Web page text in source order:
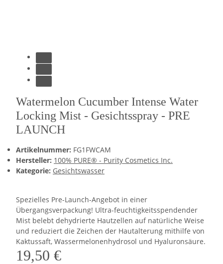
Watermelon Cucumber Intense Water
Locking Mist - Gesichtsspray - PRE
LAUNCH
Artikelnummer: FG1FWCAM
Hersteller: 100% PURE® - Purity Cosmetics Inc.
Kategorie: Gesichtswasser
Spezielles Pre-Launch-Angebot in einer
Übergangsverpackung! Ultra-feuchtigkeitsspendender
Mist belebt dehydrierte Hautzellen auf natürliche Weise
und reduziert die Zeichen der Hautalterung mithilfe von
Kaktussaft, Wassermelonenhydrosol und Hyaluronsäure.
19,50 €